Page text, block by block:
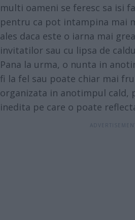
multi oameni se feresc sa isi
pentru ca pot intampina mai
ales daca este o iarna mai
invitatilor sau cu lipsa de
Pana la urma, o nunta in
fi la fel sau poate chiar mai
organizata in anotimpul cald,
inedita pe care o poate